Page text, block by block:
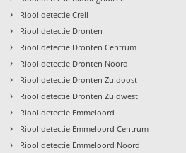
› Riool detectie Creil
› Riool detectie Dronten
› Riool detectie Dronten Centrum
› Riool detectie Dronten Noord
› Riool detectie Dronten Zuidoost
› Riool detectie Dronten Zuidwest
› Riool detectie Emmeloord
› Riool detectie Emmeloord Centrum
› Riool detectie Emmeloord Noord